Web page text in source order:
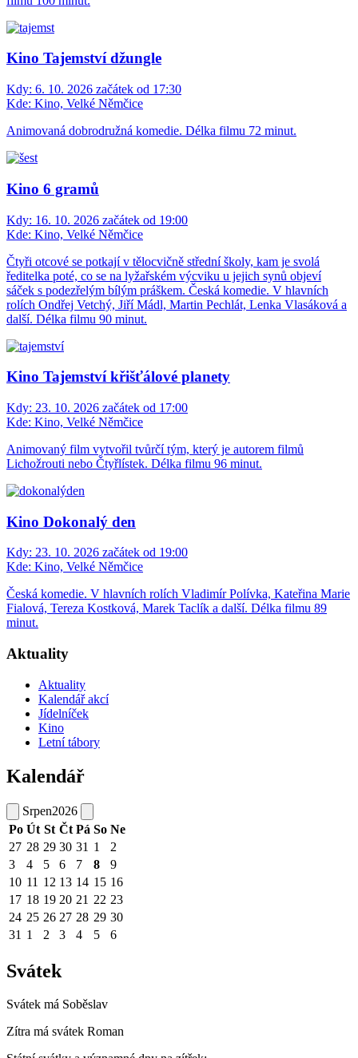
Kino Tajemství džungle
Kdy: 6. 10. 2026 začátek od 17:30
Kde: Kino, Velké Němčice
Animovaná dobrodružná komedie. Délka filmu 72 minut.
Kino 6 gramů
Kdy: 16. 10. 2026 začátek od 19:00
Kde: Kino, Velké Němčice
Čtyři otcové se potkají v tělocvičně střední školy, kam je svolá
ředitelka poté, co se na lyžařském výcviku u jejich synů objeví
sáček s podezřelým bílým práškem. Česká komedie. V hlavních
rolích Ondřej Vetchý, Jiří Mádl, Martin Pechlát, Lenka Vlasáková a
další. Délka filmu 90 minut.
Kino Tajemství křišťálové planety
Kdy: 23. 10. 2026 začátek od 17:00
Kde: Kino, Velké Němčice
Animovaný film vytvořil tvůrčí tým, který je autorem filmů
Lichožrouti nebo Čtyřlístek. Délka filmu 96 minut.
Kino Dokonalý den
Kdy: 23. 10. 2026 začátek od 19:00
Kde: Kino, Velké Němčice
Česká komedie. V hlavních rolích Vladimír Polívka, Kateřina Marie
Fialová, Tereza Kostková, Marek Taclík a další. Délka filmu 89
minut.
Aktuality
Aktuality
Kalendář akcí
Jídelníček
Kino
Letní tábory
Kalendář
Srpen2026
Po Út St Čt Pá So Ne
27 28 29 30 31 1
2
3
4 5 6 7 8
9
10 11 12 13 14 15 16
17 18 19 20 21 22 23
24 25 26 27 28 29 30
31 1 2 3 4 5 6
Svátek
Svátek má Soběslav
Zítra má svátek Roman